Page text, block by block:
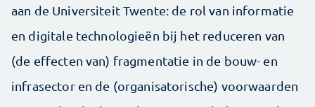
aan de Universiteit Twente: de rol van informatie
en digitale technologieën bij het reduceren van
(de effecten van) fragmentatie in de bouw- en
infrasector en de (organisatorische) voorwaarden